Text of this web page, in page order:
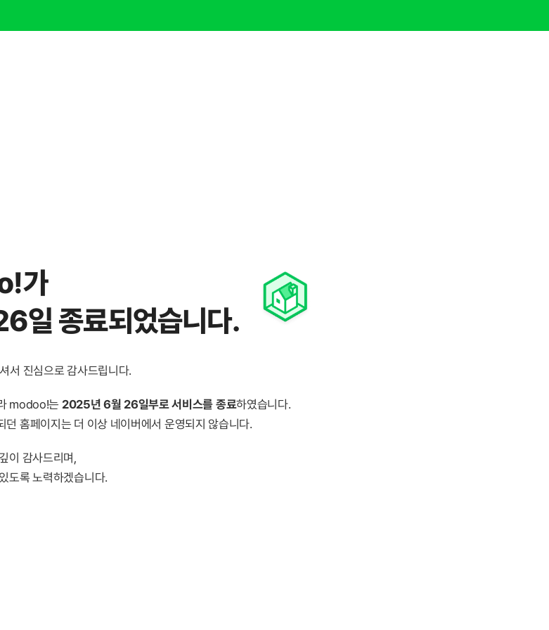
가
일 종료되었습니다.
서 진심으로 감사드립니다.
modoo!는 2025년 6월 26일부로 서비스를 종료하였습니다.
던 홈페이지는 더 이상 네이버에서 운영되지 않습니다.
이 감사드리며,
도록 노력하겠습니다.